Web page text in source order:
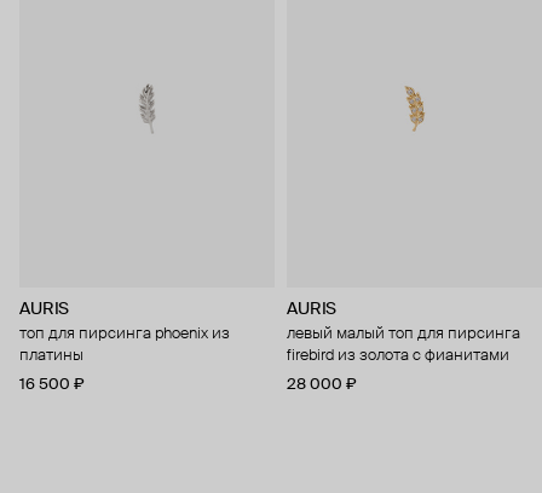
AURIS
топ для пирсинга phoenix из
платины
16 500 ₽
AURIS
левый малый топ для пирсинга
firebird из золота с фианитами
28 000 ₽